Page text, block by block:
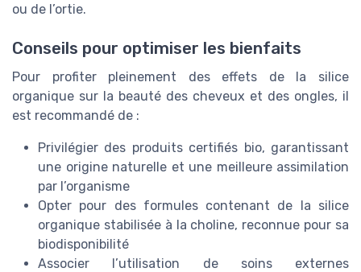
ou de l’ortie.
Conseils pour optimiser les bienfaits
Pour profiter pleinement des effets de la silice
organique sur la beauté des cheveux et des ongles, il
est recommandé de :
Privilégier des produits certifiés bio, garantissant
une origine naturelle et une meilleure assimilation
par l’organisme
Opter pour des formules contenant de la silice
organique stabilisée à la choline, reconnue pour sa
biodisponibilité
Associer l’utilisation de soins externes